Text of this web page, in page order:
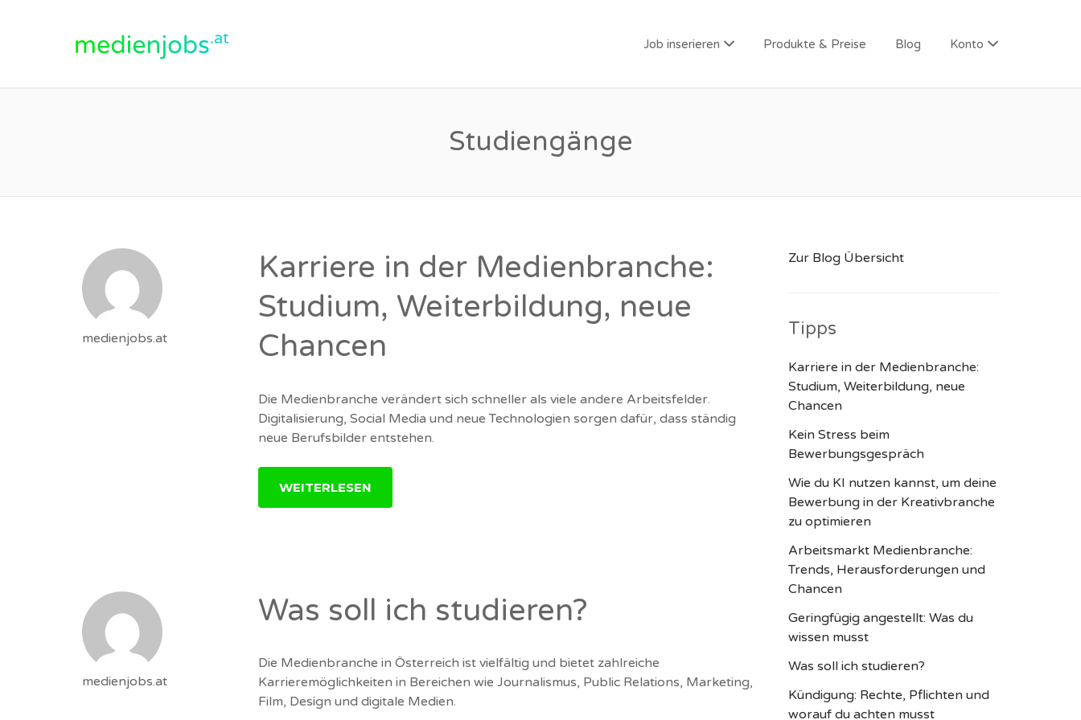
Job inserieren Produkte & Preise Blog Konto
Studiengänge
medienjobs.at
Karriere in der Medienbranche:
Studium, Weiterbildung, neue
Chancen
Die Medienbranche verändert sich schneller als viele andere Arbeitsfelder.
Digitalisierung, Social Media und neue Technologien sorgen dafür, dass ständig
neue Berufsbilder entstehen.
WEITERLESEN
medienjobs.at
Was soll ich studieren?
Die Medienbranche in Österreich ist vielfältig und bietet zahlreiche
Karrieremöglichkeiten in Bereichen wie Journalismus, Public Relations, Marketing,
Film, Design und digitale Medien.
Zur Blog Übersicht
Tipps
Karriere in der Medienbranche:
Studium, Weiterbildung, neue
Chancen
Kein Stress beim
Bewerbungsgespräch
Wie du KI nutzen kannst, um deine
Bewerbung in der Kreativbranche
zu optimieren
Arbeitsmarkt Medienbranche:
Trends, Herausforderungen und
Chancen
Geringfügig angestellt: Was du
wissen musst
Was soll ich studieren?
Kündigung: Rechte, Pflichten und
worauf du achten musst